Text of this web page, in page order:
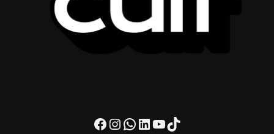
Facebook
Instagram
WhatsApp
LinkedIn
Youtube
TikTok